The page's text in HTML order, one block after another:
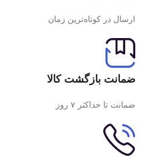
ارسال در کوتاه‌ترین زمان
ضمانت بازگشت کالا
ضمانت تا حداکثر ۷ روز